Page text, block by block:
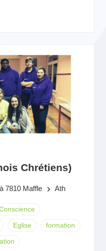
Chrétiens)
7810 Maffle keyboard_arrow_right Ath
Eglise formation